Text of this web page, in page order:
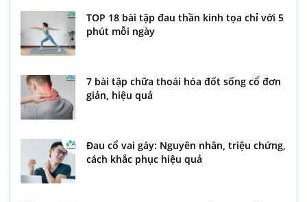
TOP 18 bài tập đau thần kinh tọa chỉ với 5
phút mỗi ngày
7 bài tập chữa thoái hóa đốt sống cổ đơn
giản, hiệu quả
Đau cổ vai gáy: Nguyên nhân, triệu chứng,
cách khắc phục hiệu quả